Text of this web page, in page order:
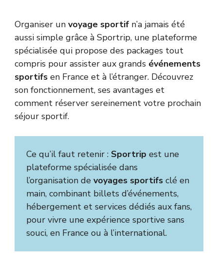
Organiser un voyage sportif n’a jamais été
aussi simple grâce à Sportrip, une plateforme
spécialisée qui propose des packages tout
compris pour assister aux grands événements
sportifs en France et à l’étranger. Découvrez
son fonctionnement, ses avantages et
comment réserver sereinement votre prochain
séjour sportif.
Ce qu’il faut retenir : Sportrip est une
plateforme spécialisée dans
l’organisation de voyages sportifs clé en
main, combinant billets d’événements,
hébergement et services dédiés aux fans,
pour vivre une expérience sportive sans
souci, en France ou à l’international.